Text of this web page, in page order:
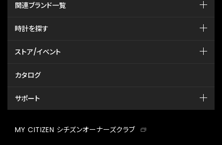
関連ブランド一覧
時計を探す
ストア/イベント
カタログ
サポート
MY CITIZEN シチズンオーナーズクラブ